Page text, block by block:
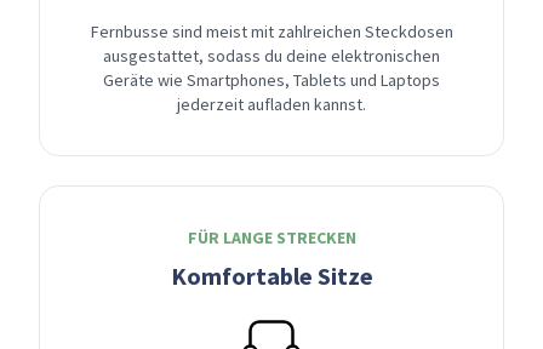
Fernbusse sind meist mit zahlreichen Steckdosen
ausgestattet, sodass du deine elektronischen
Geräte wie Smartphones, Tablets und Laptops
jederzeit aufladen kannst.
FÜR LANGE STRECKEN
Komfortable Sitze